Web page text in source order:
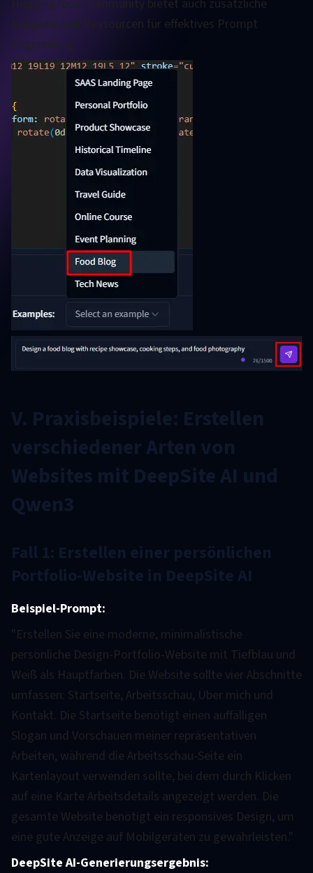
HuggingFace-Community bietet auch zusätzliche
Beispiele und Ressourcen für effektives Prompt
Engineering.
V. Praxisbeispiele: Erstellen
verschiedener Arten von
Websites mit DeepSite AI und
Qwen3
Fall 1: Erstellen einer persönlichen
Portfolio-Website in DeepSite AI
Beispiel-Prompt:
"Erstellen Sie eine moderne, minimalistische
persönliche Design-Portfolio-Website mit Tiefblau und
Weiß als Hauptfarben. Die Website sollte vier Abschnitte
umfassen: Startseite, Arbeitsschau, Über mich und
Kontakt. Die Startseite benötigt einen auffälligen
Slogan und Vorschauen meiner repräsentativen
Arbeiten, während die Arbeitsschau-Seite ein
Kartenlayout verwenden sollte, bei dem durch Klicken
auf eine Karte Arbeitsdetails angezeigt werden. Die
gesamte Website benötigt ein responsives Design, um
eine gute Anzeige auf Mobilgeräten zu gewährleisten."
DeepSite AI-Generierungsergebnis: